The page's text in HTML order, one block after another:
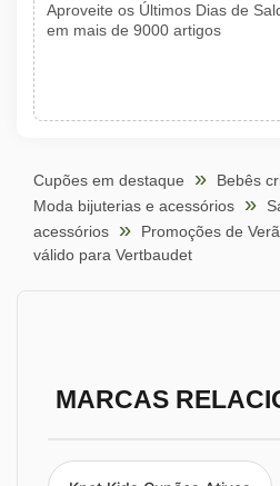
Aproveite os Últimos Dias de
em mais de 9000 artigos
Cupões em destaque
Bebês
Moda bijuterias e acessórios
acessórios
Promoções de
válido para Vertbaudet
MARCAS